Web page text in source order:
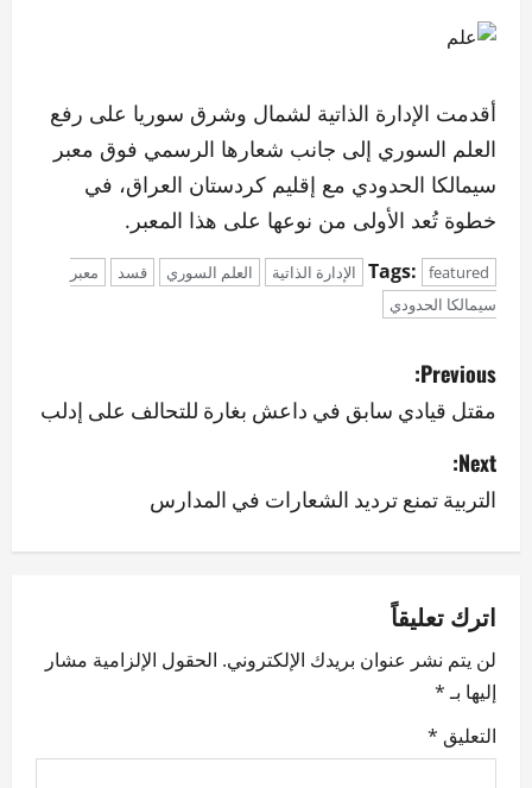
أقدمت الإدارة الذاتية لشمال وشرق سوريا على رفع
العلم السوري إلى جانب شعارها الرسمي فوق معبر
سيمالكا الحدودي مع إقليم كردستان العراق، في
خطوة تُعد الأولى من نوعها على هذا المعبر.
Tags: featured الإدارة الذاتية العلم السوري قسد
معبر
سيمالكا الحدودي
P
o
s
t
n
a
v
i
g
Previous:
مقتل قيادي سابق في داعش بغارة للتحالف على إدلب
Next:
التربية تمنع ترديد الشعارات في المدارس
اترك تعليقاً
لن يتم نشر عنوان بريدك الإلكتروني. الحقول الإلزامية مشار
إليها بـ*
التعليق *